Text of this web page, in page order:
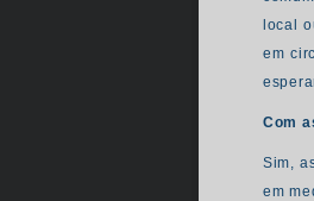
local
em
Com
Sim,
em